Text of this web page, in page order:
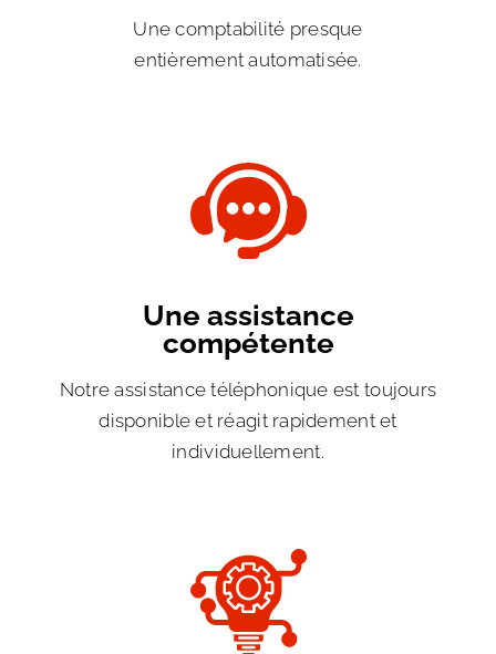
Une comptabilité presque
entièrement automatisée.
Une assistance
compétente
Notre assistance téléphonique est toujours
disponible et réagit rapidement et
individuellement.